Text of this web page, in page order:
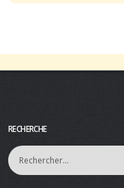
RECHERCHE